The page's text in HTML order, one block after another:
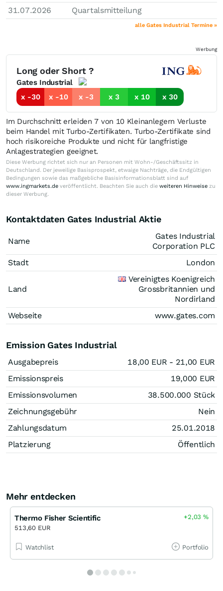
31.07.2026
Quartalsmitteilung
alle Gates Industrial Termine »
Werbung
Long oder Short ?
Gates Industrial
x -30
x -10 x -3 x 3 x 10 x 30
Im Durchschnitt erleiden 7 von 10 Kleinanlegern Verluste
beim Handel mit Turbo-Zertifikaten. Turbo-Zertifikate sind
hoch risikoreiche Produkte und nicht für langfristige
Anlagestrategien geeignet.
Diese Werbung richtet sich nur an Personen mit Wohn-/Geschäftssitz in
Deutschland. Der jeweilige Basisprospekt, etwaige Nachträge, die Endgültigen
Bedingungen sowie das maßgebliche Basisinformationsblatt sind auf
www.ingmarkets.de veröffentlicht. Beachten Sie auch die weiteren Hinweise zu
dieser Werbung.
Kontaktdaten Gates Industrial Aktie
Name
Gates Industrial
Corporation PLC
Stadt
London
Land
Vereinigtes Koenigreich
Grossbritannien und
Nordirland
Webseite
www.gates.com
Emission Gates Industrial
Ausgabepreis 18,00 EUR - 21,00 EUR
Emissionspreis
19,000 EUR
Emissionsvolumen
38.500.000 Stück
Zeichnungsgebühr
Nein
Zahlungsdatum
25.01.2018
Platzierung
Öffentlich
Mehr entdecken
Thermo Fisher Scientific
513,60 EUR
+2,03%
Watchlist Portfolio